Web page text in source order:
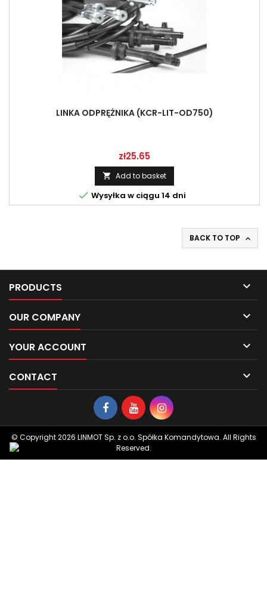
LINKA ODPRĘŻNIKA (KCR-LIT-OD750)
Price
zł25.65
 Add to basket
 Wysyłka w ciągu 14 dni
BACK TO TOP 
PRODUCTS 
OUR COMPANY 
YOUR ACCOUNT 
CONTACT 
© Copyright 2026 LINMOT Sp. z o.o. Spółka Komandytowa. All Rights
Reserved.